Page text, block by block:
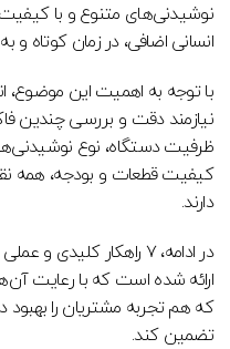
نوشیدنی‌های متنوع و با
انسانی اضافی، در زمان کوتاه و
با توجه به اهمیت این
نیازمند دقت و بررسی چندین
ظرفیت دستگاه، نوع
کیفیت قطعات و بودجه، همه
دارند.
در ادامه، ۷ راهکار
ارائه شده است که با رعایت
که هم تجربه مشتریان را
تضمین کند.